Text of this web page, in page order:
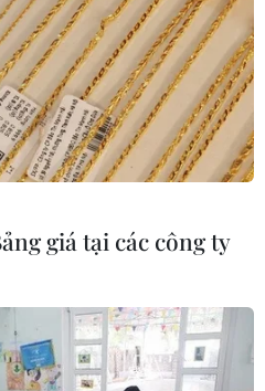
Bạc Liêu Cà Mau
- biểu
giá tại các công ty